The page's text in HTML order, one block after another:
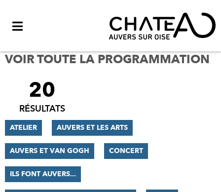
VOIR TOUTE LA PROGRAMMATION
FILTRER
RÉSULTATS
20
RÉSULTATS
ATELIER AUVERS ET LES ARTS
AUVERS ET VAN GOGH CONCERT
ILS FONT AUVERS...